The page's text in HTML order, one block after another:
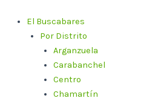
contenido
El Buscabares
Por Distrito
Arganzuela
Carabanchel
Centro
Chamartín